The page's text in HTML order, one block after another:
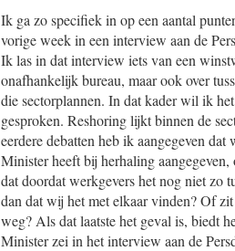
Ik ga zo specifiek in op een aantal
vorige week in een interview aan de
Ik las in dat interview iets van een
onafhankelijk bureau, maar ook over
die sectorplannen. In dat kader wil ik
gesproken. Reshoring lijkt binnen de
eerdere debatten heb ik aangegeven
Minister heeft bij herhaling
dat doordat werkgevers het nog niet zo
dan dat wij het met elkaar vinden? Of
weg? Als dat laatste het geval is, biedt
Minister zei in het interview aan de